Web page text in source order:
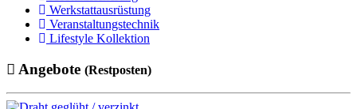
Werkstattausrüstung
Veranstaltungstechnik
Lifestyle Kollektion
Angebote (Restposten)